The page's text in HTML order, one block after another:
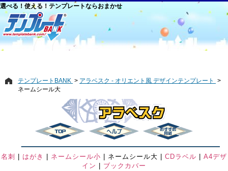
選べる！使える！テンプレートならおまかせ
テンプレートBANK
アラベスク - オリエント風 デザインテンプレート
ネームシール大
名刺 はがき ネームシール小 ネームシール大 CDラベル
A4デザ
イン
ブックカバー